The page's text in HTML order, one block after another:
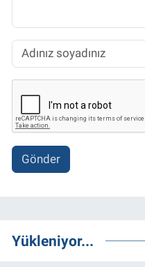
Gönder
Yükleniyor...